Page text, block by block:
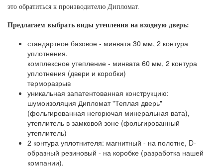
это обратиться к производителю Дипломат.
Предлагаем выбрать виды утепления на входную дверь:
стандартное базовое - минвата 30 мм, 2 контура
уплотнения.
комплексное утепление - минвата 60 мм, 2 контура
уплотнения (двери и коробки)
терморазрыв
уникальная запатентованная конструкцию:
шумоизоляция Дипломат "Теплая дверь"
(фольгированная негорючая минеральная вата),
утеплитель в замковой зоне (фольгированный
утеплитель)
2 контура уплотнителя: магнитный - на полотне, D-
образный резиновый - на коробке (разработка нашей
компании).